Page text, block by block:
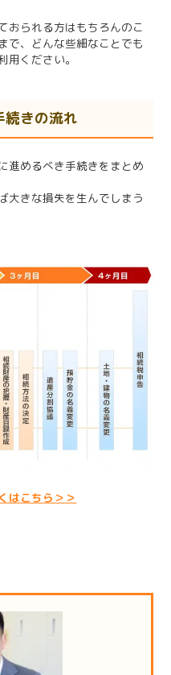
おられる方はもちろんのこ
で、どんな些細なことでも
ください。
続きの流れ
進めるべき手続きをまとめ
大きな損失を生んでしまう
はこちら＞＞